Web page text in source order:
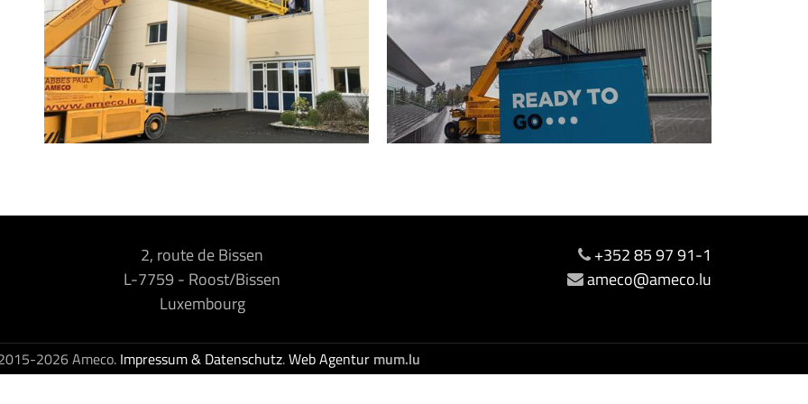
2, route de Bissen
L-7759- Roost/Bissen
Luxembourg
+352 85 97 91-1
ameco@ameco.lu
2026 Ameco. Impressum & Datenschutz.Web Agentur mum.lu